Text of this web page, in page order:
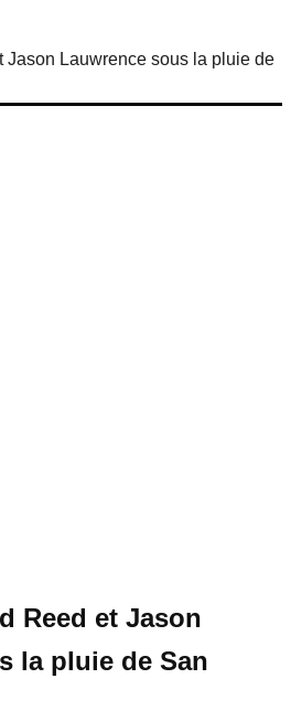
Jason Lauwrence sous la pluie de
Reed et Jason
la pluie de San